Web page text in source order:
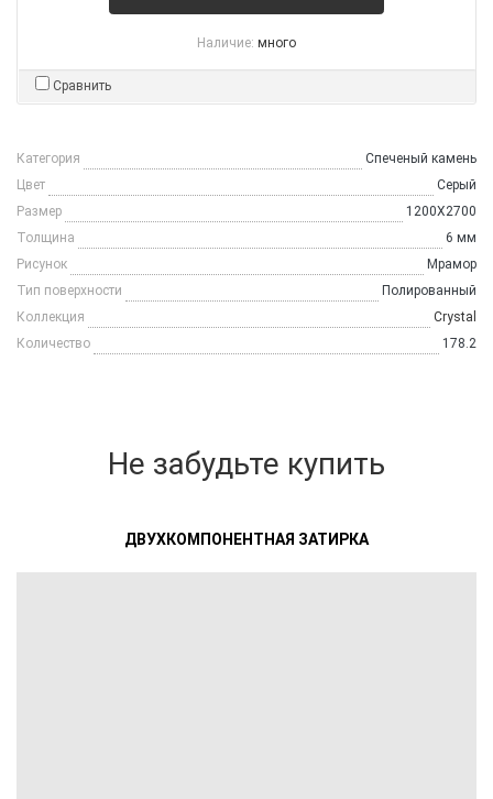
Наличие: много
Сравнить
Категория
Спеченый камень
Цвет
Серый
Размер
1200X2700
Толщина
6 мм
Рисунок
Мрамор
Тип поверхности
Полированный
Коллекция
Crystal
Количество
178.2
Не забудьте купить
ДВУХКОМПОНЕНТНАЯ ЗАТИРКА